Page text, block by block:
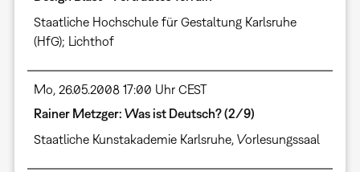
Staatliche Hochschule für Gestaltung Karlsruhe
(HfG); Lichthof
Mo, 26.05.2008 17:00 Uhr CEST
Rainer Metzger: Was ist Deutsch? (2/9)
Staatliche Kunstakademie Karlsruhe, Vorlesungssaal